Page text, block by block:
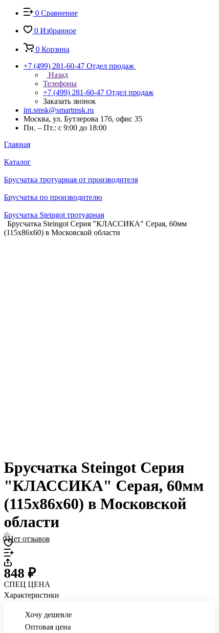
0 Сравнение
0 Избранное
0 Корзина
+7 (499) 281-60-47 Отдел продаж
Назад
Телефоны
+7 (499) 281-60-47 Отдел продаж
Заказать звонок
int.smsk@smartmsk.ru
Москва, ул. Бутлерова 17б, офис 35
Пн. – Пт.: с 9:00 до 18:00
Главная
Каталог
Брусчатка тротуарная от производителя
Брусчатка по производителю
Брусчатка Steingot тротуарная
Брусчатка Steingot Серия "КЛАССИКА" Серая, 60мм
(115x86x60) в Московской области
Брусчатка Steingot Серия
"КЛАССИКА" Серая, 60мм
(115x86x60) в Московской
области
0Нет отзывов
848 ₽
СПЕЦ ЦЕНА
Характеристики
Хочу дешевле
Оптовая цена